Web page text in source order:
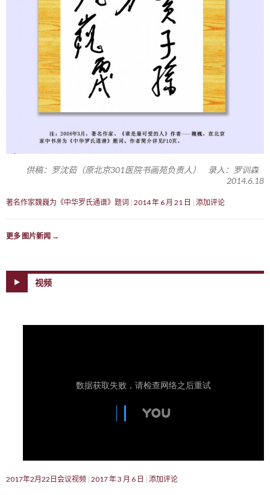
供稿：罗沈茹（原北京301医院书画苑负责人） 录入：罗训森
2014.6.18
著名作家魏巍为《中华罗氏通谱》题词 2014 年 6 月 21 日 添加评论
更多 图片新闻 →
视频
2017年2月22日会议视频 2017 年 3 月 6 日 添加评论